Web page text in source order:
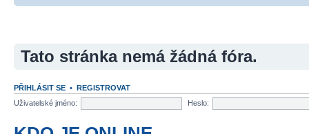
Tato stránka nemá žádná fóra.
PŘIHLÁSIT SE • REGISTROVAT
Uživatelské jméno:
Heslo: